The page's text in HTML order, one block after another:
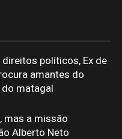
políticos, Ex de
amantes do
matagal
mas a missão
Alberto Neto